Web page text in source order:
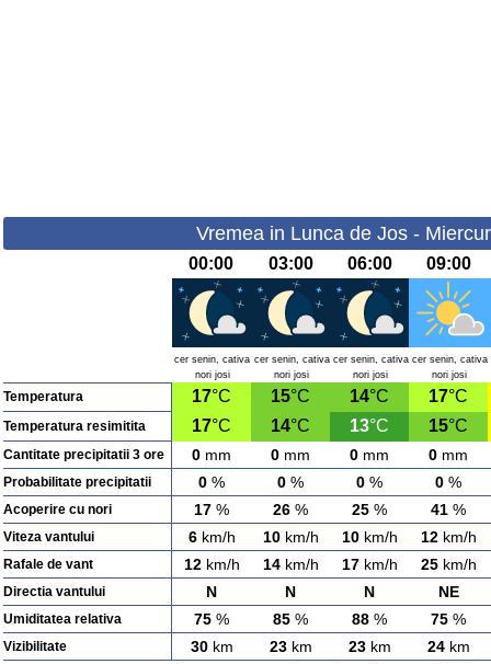
Vremea in Lunca de Jos -
00:00 03:00 06:00 09:00
cer senin, cativa
nori josi
cer senin, cativa
nori josi
cer senin, cativa
nori josi
cer senin, cativa
nori josi
Temperatura 17°C 15°C 14°C 17°C
Temperatura resimitita 17°C 14°C 13°C 15°C
Cantitate precipitatii 3 ore 0 mm 0 mm 0 mm 0 mm
Probabilitate precipitatii 0 % 0 % 0 % 0 %
Acoperire cu nori 17 % 26 % 25 % 41 %
Viteza vantului 6km/h 10km/h 10km/h 12km/h
Rafale de vant 12km/h 14km/h 17km/h 25km/h
Directia vantului N N N NE
Umiditatea relativa 75 % 85 % 88 % 75 %
Vizibilitate 30km 23km 23km 24km